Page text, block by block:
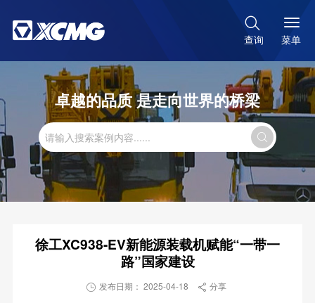

查询 菜单
卓越的品质 是走向世界的桥梁

徐工XC938-EV新能源装载机赋能“一带一
路”国家建设
 发布日期： 2025-04-18  分享